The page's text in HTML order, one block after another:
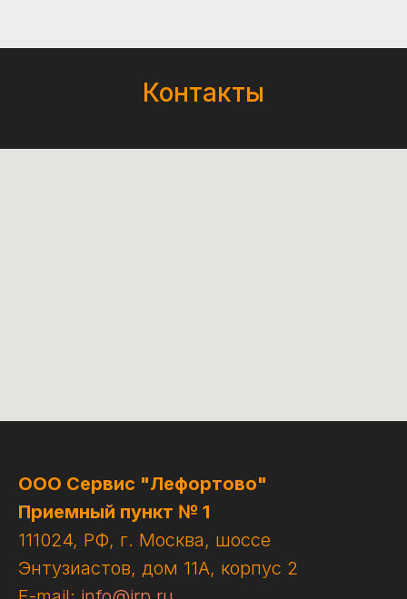
Контакты
ООО Сервис "Лефортово"
Приемный пункт № 1
111024, РФ, г. Москва, шоссе
Энтузиастов, дом 11А, корпус 2